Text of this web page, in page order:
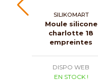
SILIKOMART
Moule silicone
charlotte 18
empreintes
DISPO WEB
EN STOCK !